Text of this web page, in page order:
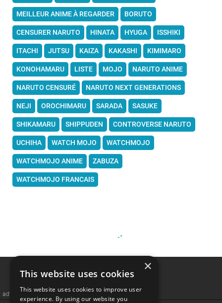
MEILLEUR ANIME À REGARDER BORUTO
CENSURER NARUTO HINATA HYUGA ISSHIKI
ITACHI JUTSU KAIZA KAKASHI KIMIMARO
KONOHAMARU LISTE MOJO NARUTO ANIME
NARUTO CENSURÉ NARUTO NEXT GENERATIONS
NEJI OROCHIMARU SARADA SASUKE
SHIKAMARU SHIPPUDEN CONTROVERSE NARUTO
UCHIHA WATCH MOJO WATCHMOJO
WATCHMOJO ANIME ZABUZA
WATCHMOJO FRANCAIS
advertisememt
×
This website uses cookies
This website uses cookies to improve user
experience. By using our website you